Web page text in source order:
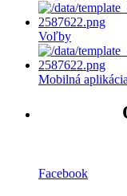
Voľby
Mobilná aplikácia
Facebook